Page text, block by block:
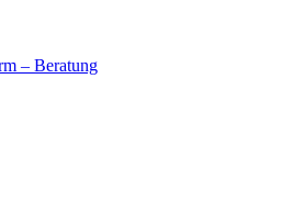
– Beratung